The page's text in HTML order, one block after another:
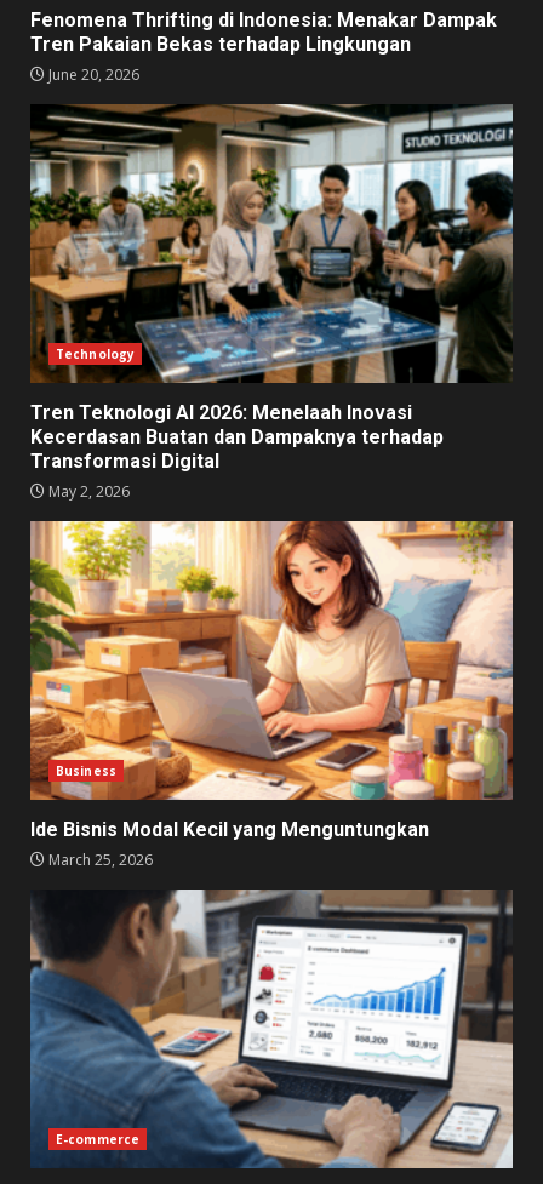
Fenomena Thrifting di Indonesia: Menakar Dampak
Tren Pakaian Bekas terhadap Lingkungan
June 20, 2026
Technology
Tren Teknologi AI 2026: Menelaah Inovasi
Kecerdasan Buatan dan Dampaknya terhadap
Transformasi Digital
May 2, 2026
Business
Ide Bisnis Modal Kecil yang Menguntungkan
March 25, 2026
E-commerce